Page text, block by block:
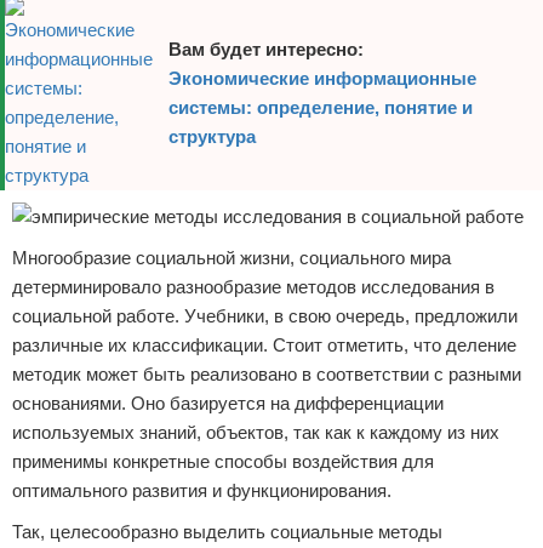
Вам будет интересно:
Экономические информационные
системы: определение, понятие и
структура
Многообразие социальной жизни, социального мира
детерминировало разнообразие методов исследования в
социальной работе. Учебники, в свою очередь, предложили
различные их классификации. Стоит отметить, что деление
методик может быть реализовано в соответствии с разными
основаниями. Оно базируется на дифференциации
используемых знаний, объектов, так как к каждому из них
применимы конкретные способы воздействия для
оптимального развития и функционирования.
Так, целесообразно выделить социальные методы